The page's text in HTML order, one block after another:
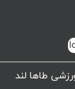
طاها لند